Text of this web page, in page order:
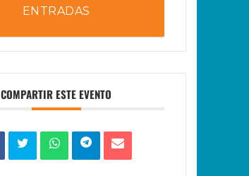
ENTRADAS
COMPARTIR ESTE EVENTO